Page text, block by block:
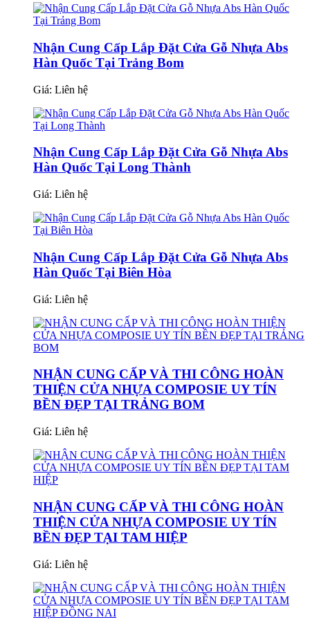
Nhận Cung Cấp Lắp Đặt Cửa Gỗ Nhựa Abs
Hàn Quốc Tại Trảng Bom
Giá: Liên hệ
Nhận Cung Cấp Lắp Đặt Cửa Gỗ Nhựa Abs
Hàn Quốc Tại Long Thành
Giá: Liên hệ
Nhận Cung Cấp Lắp Đặt Cửa Gỗ Nhựa Abs
Hàn Quốc Tại Biên Hòa
Giá: Liên hệ
NHẬN CUNG CẤP VÀ THI CÔNG HOÀN
THIỆN CỬA NHỰA COMPOSIE UY TÍN
BỀN ĐẸP TẠI TRẢNG BOM
Giá: Liên hệ
NHẬN CUNG CẤP VÀ THI CÔNG HOÀN
THIỆN CỬA NHỰA COMPOSIE UY TÍN
BỀN ĐẸP TẠI TAM HIỆP
Giá: Liên hệ